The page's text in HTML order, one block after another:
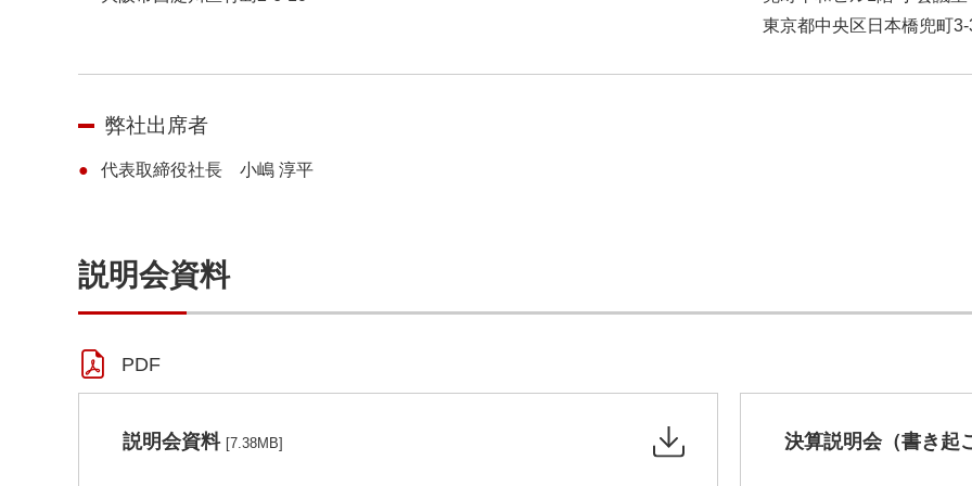
東京都中央区日本橋兜町3-
弊社出席者
代表取締役社長 小嶋 淳平
説明会資料
PDF
説明会資料 [7.38MB] 決算説明会（書き起